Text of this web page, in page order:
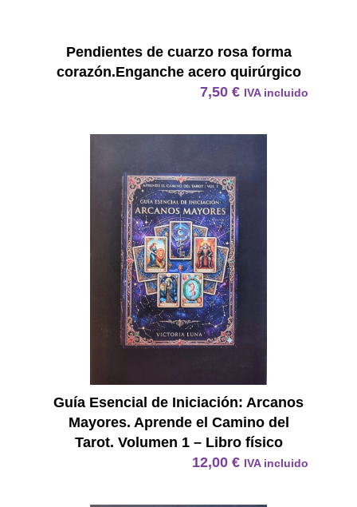
Pendientes de cuarzo rosa forma
corazón.Enganche acero quirúrgico
7,50 € IVA incluido
Guía Esencial de Iniciación: Arcanos
Mayores. Aprende el Camino del
Tarot. Volumen 1 – Libro físico
12,00 € IVA incluido